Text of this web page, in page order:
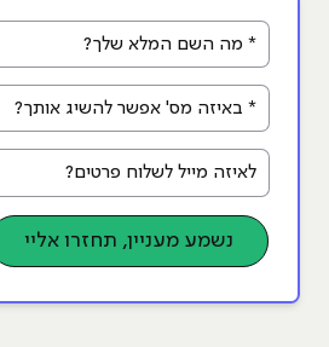
* מה השם המלא שלך?
* באיזה מס' אפשר להשיג אותך?
לאיזה מייל לשלוח פרטים?
נשמע מעניין, תחזרו אליי